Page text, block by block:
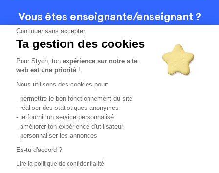
Continuer sans accepter
Ta gestion des cookies
Pour Stych, tonexpérience sur notre site
web est une priorité !
Nous utilisons des cookies pour:
- permettre le bon fonctionnement du site
- réaliser des statistiques anonymes
- te fournir un service personnalisé
- améliorer ton expérience d'utilisateur
- personnaliser les annonces
Es-tu d'accord ?
Lire la politique de confidentialité
Vous êtes enseignante/enseignant ?
On recrute
Code de la route
Localisation
Contact
Tous les avis clients4.6/5 (51148 avis publiés)
Comment sont calculés nos taux de réussite ?